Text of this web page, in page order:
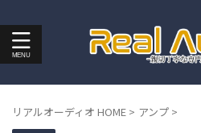
リアルオーディオ HOME > アンプ >